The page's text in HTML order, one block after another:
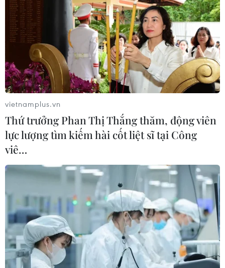
vietnamplus.vn
Thứ trưởng Phan Thị Thắng thăm, động viên
lực lượng tìm kiếm hài cốt liệt sĩ tại Công
viê…